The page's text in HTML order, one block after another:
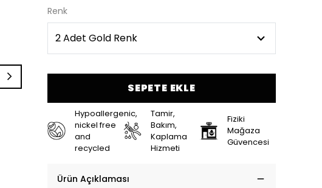
Renk
SEPETE EKLE
Hypoallergenic,
nickel free
and
recycled
Tamir,
Bakım,
Kaplama
Hizmeti
Fiziki
Mağaza
Güvencesi
Ürün Açıklaması